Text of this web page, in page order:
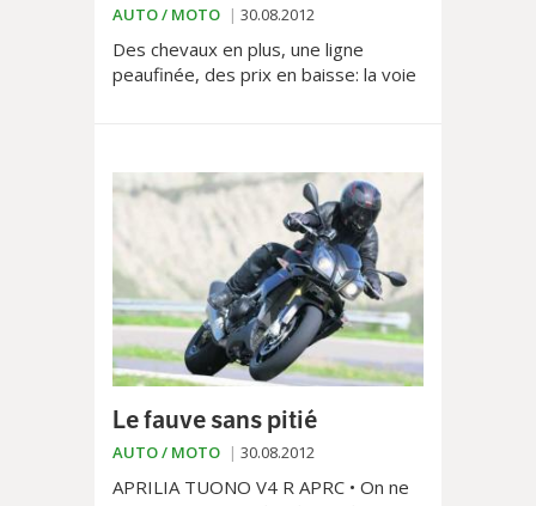
AUTO / MOTO 30.08.2012
Des chevaux en plus, une ligne
peaufinée, des prix en baisse: la voie
Le fauve sans pitié
AUTO / MOTO 30.08.2012
APRILIA TUONO V4 R APRC • On ne